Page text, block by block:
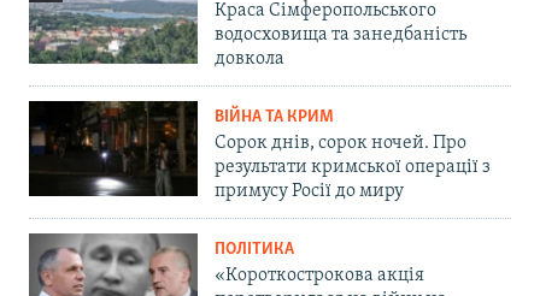
Краса Сімферопольського
водосховища та занедбаність
довкола
ВІЙНА ТА КРИМ
Сорок днів, сорок ночей. Про
результати кримської операції з
примусу Росії до миру
ПОЛІТИКА
«Короткострокова акція